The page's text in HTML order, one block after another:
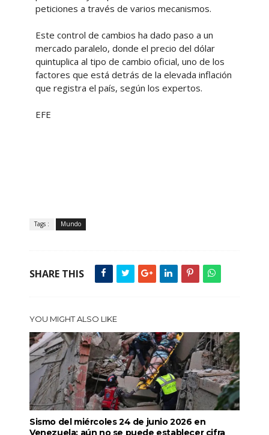
peticiones a través de varios mecanismos.
Este control de cambios ha dado paso a un
mercado paralelo, donde el precio del dólar
quintuplica al tipo de cambio oficial, uno de los
factores que está detrás de la elevada inflación
que registra el país, según los expertos.
EFE
Tags : Mundo
SHARE THIS
YOU MIGHT ALSO LIKE
Sismo del miércoles 24 de junio 2026 en
Venezuela: aún no se puede establecer cifra